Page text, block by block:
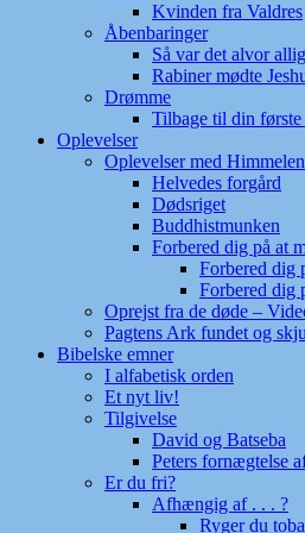
Kvinden fra Valdres
Åbenbaringer
Så var det alvor
Rabiner mødte
Drømme
Tilbage til din
Oplevelser
Oplevelser med
Helvedes forgård
Dødsriget
Buddhistmunken
Forbered dig på at
Forbered dig
Forbered dig
Oprejst fra de døde –
Pagtens Ark fundet og
Bibelske emner
I alfabetisk orden
Et nyt liv!
Tilgivelse
David og Batseba
Peters fornægtelse
Er du fri?
Afhængig af . . . ?
Ryger du